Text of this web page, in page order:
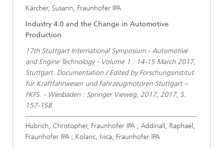
Kärcher, Susann, Fraunhofer IPA
Industry 4.0 and the Change in Automotive
Production
17th Stuttgart International Symposium - Automotive
and Engine Technology - Volume 1 : 14-15 March 2017,
Stuttgart. Documentation / Edited by Forschungsinstitut
für Kraftfahrwesen und Fahrzeugmotoren Stuttgart –
FKFS. - Wiesbaden : Springer Vieweg, 2017; 2017, S.
157-158
Hubrich, Christopher, Fraunhofer IPA ; Addinall, Raphael,
Fraunhofer IPA ; Kolaric, Ivica, Fraunhofer IPA